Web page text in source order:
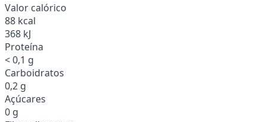
Valor calórico
88 kcal
368 kJ
Proteína
< 0,1 g
Carboidratos
0,2 g
Açúcares
0 g